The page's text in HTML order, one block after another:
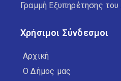
Γραμμή Εξυπηρέτησης
Χρήσιμοι Σύνδεσμοι
Αρχική
Ο Δήμος μας